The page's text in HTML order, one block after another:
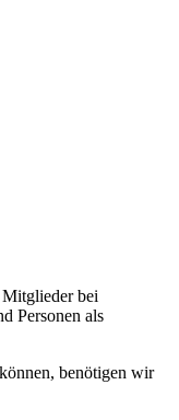
bei
Personen als
benötigen wir